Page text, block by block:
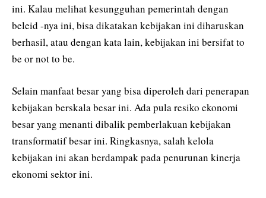
ini. Kalau melihat kesungguhan pemerintah dengan
beleid -nya ini, bisa dikatakan kebijakan ini diharuskan
berhasil, atau dengan kata lain, kebijakan ini bersifat to
be or not to be.
Selain manfaat besar yang bisa diperoleh dari penerapan
kebijakan berskala besar ini. Ada pula resiko ekonomi
besar yang menanti dibalik pemberlakuan kebijakan
transformatif besar ini. Ringkasnya, salah kelola
kebijakan ini akan berdampak pada penurunan kinerja
ekonomi sektor ini.